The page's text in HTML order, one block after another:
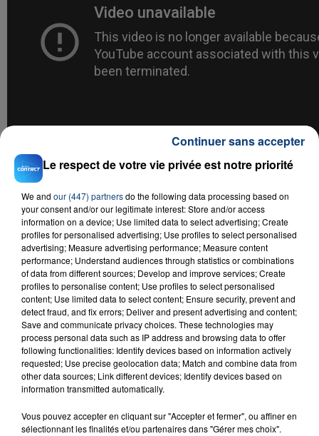
Dai Dai
SHAKIRA FEAT. BURNA BOY
RADIO CONTACT
FIL D'ACTU
Le respect de votre vie privée est notre priorité
We and our (447) partnersdo the following data processing based on
your consent and/or our legitimate interest: Store and/or access
information on a device; Use limited data to select advertising; Create
profiles for personalised advertising; Use profiles to select personalised
advertising; Measure advertising performance; Measure content
performance; Understand audiences through statistics or combinations
of data from different sources; Develop and improve services; Create
profiles to personalise content; Use profiles to select personalised
content; Use limited data to select content; Ensure security, prevent and
detect fraud, and fix errors; Deliver and present advertising and content;
Save and communicate privacy choices. These technologies may
process personal data such as IP address and browsing data to offer
following functionalities: Identify devices based on information actively
requested; Use precise geolocation data; Match and combine data from
other data sources; Link different devices; Identify devices based on
information transmitted automatically.
Vous pouvez accepter en cliquant sur "Accepter et fermer", ou affiner en
sélectionnant les finalités et/ou partenaires dans "Gérer mes choix".
Continuer sans accepter